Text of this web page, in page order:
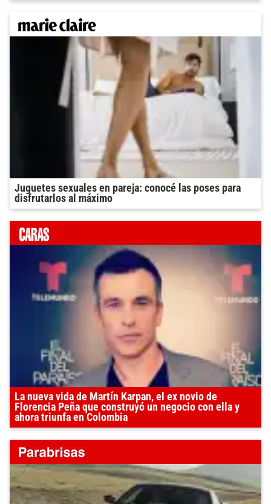
Juguetes sexuales en pareja: conocé las poses para
disfrutarlos al máximo
La nueva vida de Martín Karpan, el ex novio de
Florencia Peña que construyó un negocio con ella y
ahora triunfa en Colombia